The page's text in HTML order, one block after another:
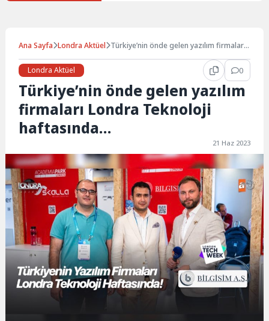
Ana Sayfa Londra Aktüel Türkiye’nin önde gelen yazılım firmaları
Londra Aktüel
0
Türkiye’nin önde gelen yazılım
firmaları Londra Teknoloji
haftasında…
21 Haz 2023